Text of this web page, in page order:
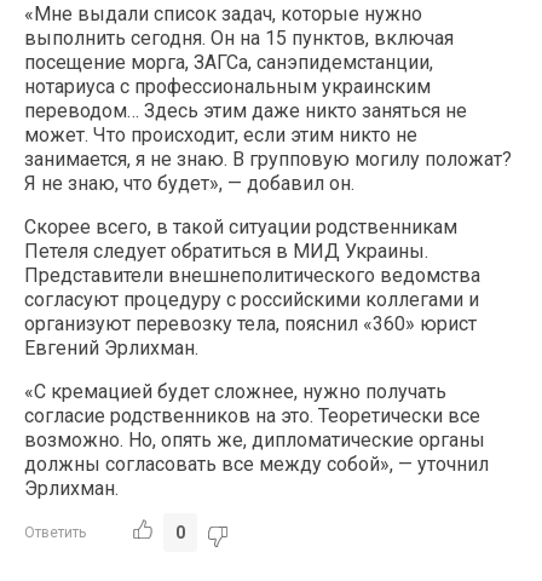
«Мне выдали список задач, которые нужно
выполнить сегодня. Он на 15 пунктов, включая
посещение морга, ЗАГСа, санэпидемстанции,
нотариуса с профессиональным украинским
переводом… Здесь этим даже никто заняться не
может. Что происходит, если этим никто не
занимается, я не знаю. В групповую могилу положат?
Я не знаю, что будет», — добавил он.
Скорее всего, в такой ситуации родственникам
Петеля следует обратиться в МИД Украины.
Представители внешнеполитического ведомства
согласуют процедуру с российскими коллегами и
организуют перевозку тела, пояснил «360» юрист
Евгений Эрлихман.
«С кремацией будет сложнее, нужно получать
согласие родственников на это. Теоретически все
возможно. Но, опять же, дипломатические органы
должны согласовать все между собой», — уточнил
Эрлихман.
Ответить 0